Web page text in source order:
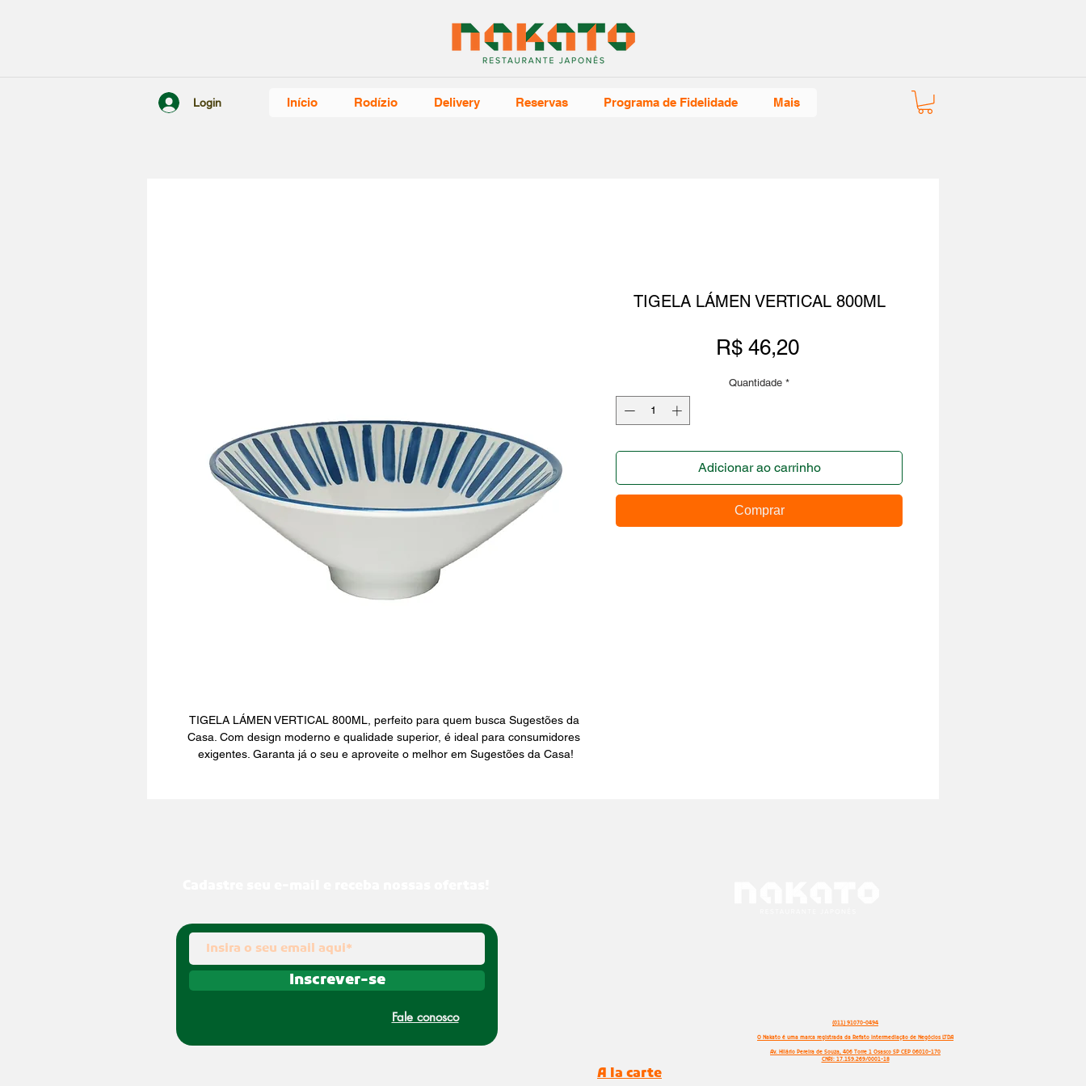
Login Início Rodízio Delivery Reservas Programa de Fidelidade Mais
TIGELA LÁMEN VERTICAL 800ML, perfeito para quem busca Sugestões da
Casa. Com design moderno e qualidade superior, é ideal para consumidores
exigentes. Garanta já o seu e aproveite o melhor em Sugestões da Casa!
TIGELA LÁMEN VERTICAL 800ML
R$ 46,20Preço
Quantidade *
Adicionar ao carrinho
Comprar
Inscrever-se
Fale conosco (011) 91070-0494
O Nakato é uma marca registrada da Refato Intermediação de Negócios LTDA
Av. Hilário Pereira de Souza, 406 Torre 1 Osasco SP CEP 06010-170
CNPJ: 17.159.269/0001-18
A la carte